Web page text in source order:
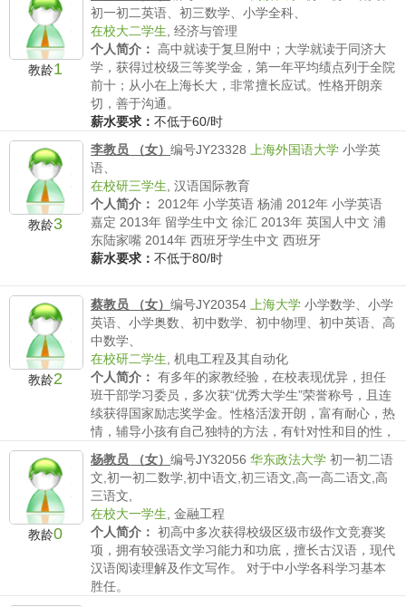
教龄1
初一初二英语、初三数学、小学全科、
在校大二学生 经济与管理
个人简介： 高中就读于复旦附中；大学就读于同济大
学，获得过校级三等奖学金，第一年平均绩点列于全院
前十；从小在上海长大，非常擅长应试。性格开朗亲
切，善于沟通。
薪水要求： 不低于60/时
教龄3
李教员 （女） 编号JY23328 上海外国语大学 小学英
语、
在校研三学生 汉语国际教育
个人简介：
2012年 小学英语 杨浦 2012年 小学英语
嘉定 2013年 留学生中文 徐汇 2013年 英国人中文 浦
东陆家嘴 2014年 西班牙学生中文 西班牙
薪水要求： 不低于80/时
教龄2
蔡教员 （女） 编号JY20354 上海大学 小学数学、小学
英语、小学奥数、初中数学、初中物理、初中英语、高
中数学、
在校研二学生 机电工程及其自动化
个人简介： 有多年的家教经验，在校表现优异，担任
班干部学习委员，多次获“优秀大学生”荣誉称号，且连
续获得国家励志奖学金。性格活泼开朗，富有耐心，热
情，辅导小孩有自己独特的方法，有针对性和目的性，
薪水要求：不低于50/时
教龄0
杨教员 （女） 编号JY32056 华东政法大学 初一初二语
文,初一初二数学,初中语文,初三语文,高一高二语文,高
三语文,
在校大一学生 金融工程
个人简介： 初高中多次获得校级区级市级作文竞赛奖
项，拥有较强语文学习能力和功底，擅长古汉语，现代
汉语阅读理解及作文写作。 对于中小学各科学习基本
胜任。